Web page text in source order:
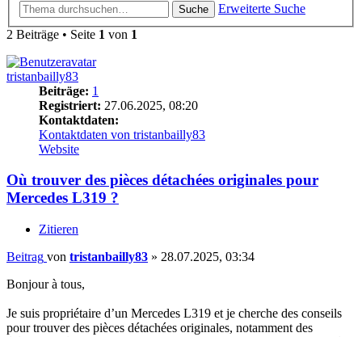
Suche
Erweiterte Suche
2 Beiträge • Seite 1 von 1
tristanbailly83
Beiträge: 1
Registriert: 27.06.2025, 08:20
Kontaktdaten:
Kontaktdaten von tristanbailly83
Website
Où trouver des pièces détachées originales pour
Mercedes L319 ?
Zitieren
Beitrag von tristanbailly83 » 28.07.2025, 03:34
Bonjour à tous,
Je suis propriétaire d’un Mercedes L319 et je cherche des conseils
pour trouver des pièces détachées originales, notamment des